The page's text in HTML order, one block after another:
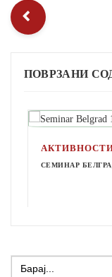
ПОВРЗАНИ
АКТИВНОСТИ
СЕМИНАР
Search
for: